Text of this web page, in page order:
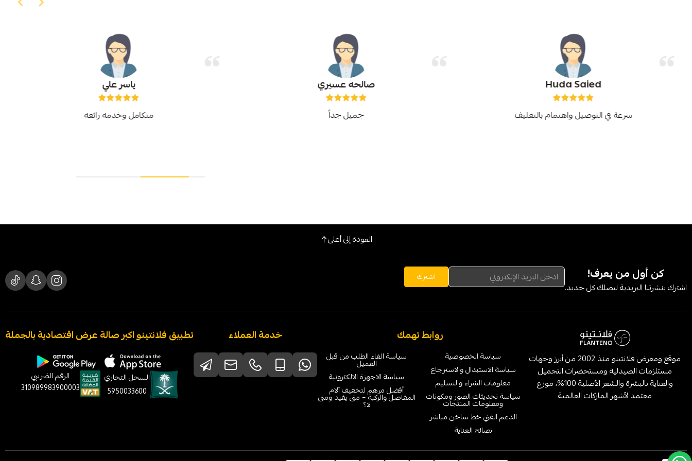
Huda Saied
سرعة في التوصيل واهتمام بالتغليف
صالحه عسيري
جميل جداً
ياسر علي
متكامل وخدمه رائعه
العودة إلى أعلى
كن أول من يعرف!
اشترك بنشرتنا البريدية ليصلك كل جديد.
اشترك
موقع ومعرض فلانتينو منذ 2002 من أبرز وجهات
مستلزمات الصيدلية ومستحضرات التجميل
والعناية بالبشرة والشعر الأصلية 100%، موزع
معتمد لأشهر الماركات العالمية
روابط تهمك
سياسة الخصوصية
سياسة الاستبدال والاسترجاع
معلومات الشراء والتسليم
سياسة تحديثات الصور ومكونات
ومعلومات المنتجات
الدعم الفني خط ساخن مباشر
نصائح العناية
سياسة الغاء الطلب من قبل
العميل
سياسة الاجهزة الالكترونية
أفضل مرهم لتخفيف آلام
المفاصل والركبة – متى يفيد ومتى
لا؟
خدمة العملاء تطبيق فلانتينو اكبر صالة عرض اقتصادية بالجملة
السجل التجاري
5950033600
الرقم الضريبي
310989983900003